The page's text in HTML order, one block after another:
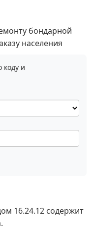
бондарной
населения
коду и
16.24.12 содержит